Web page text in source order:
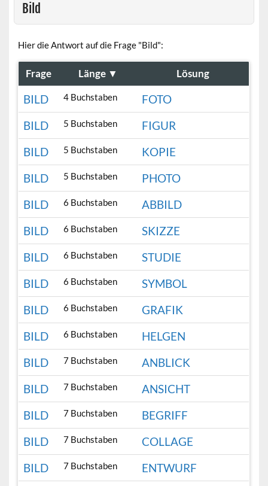
Bild
Hier die Antwort auf die Frage "Bild":
Frage Länge ▼ Lösung
BILD 4 Buchstaben
FOTO
BILD
5 Buchstaben
FIGUR
BILD
5 Buchstaben
KOPIE
BILD
5 Buchstaben
PHOTO
BILD
6 Buchstaben
ABBILD
BILD
6 Buchstaben
SKIZZE
BILD
6 Buchstaben
STUDIE
BILD
6 Buchstaben
SYMBOL
BILD
6 Buchstaben
GRAFIK
BILD
6 Buchstaben
HELGEN
BILD
7 Buchstaben
ANBLICK
BILD
7 Buchstaben
ANSICHT
BILD
7 Buchstaben
BEGRIFF
BILD
7 Buchstaben
COLLAGE
BILD
7 Buchstaben
ENTWURF